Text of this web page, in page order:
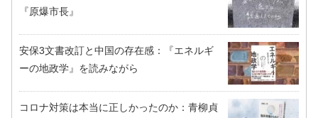
『原爆市長』
安保3文書改訂と中国の存在感：『エネルギ
ーの地政学』を読みながら
コロナ対策は本当に正しかったのか：青柳貞